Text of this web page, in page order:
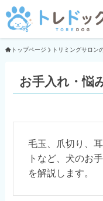
トップページ トリミングサロン
お手入れ・悩
毛玉、爪切り、
トなど、犬のお
を解説します。